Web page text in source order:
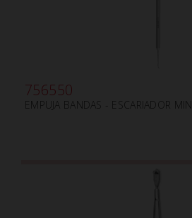
756550
EMPUJA BANDAS - ESCARIADOR MINI